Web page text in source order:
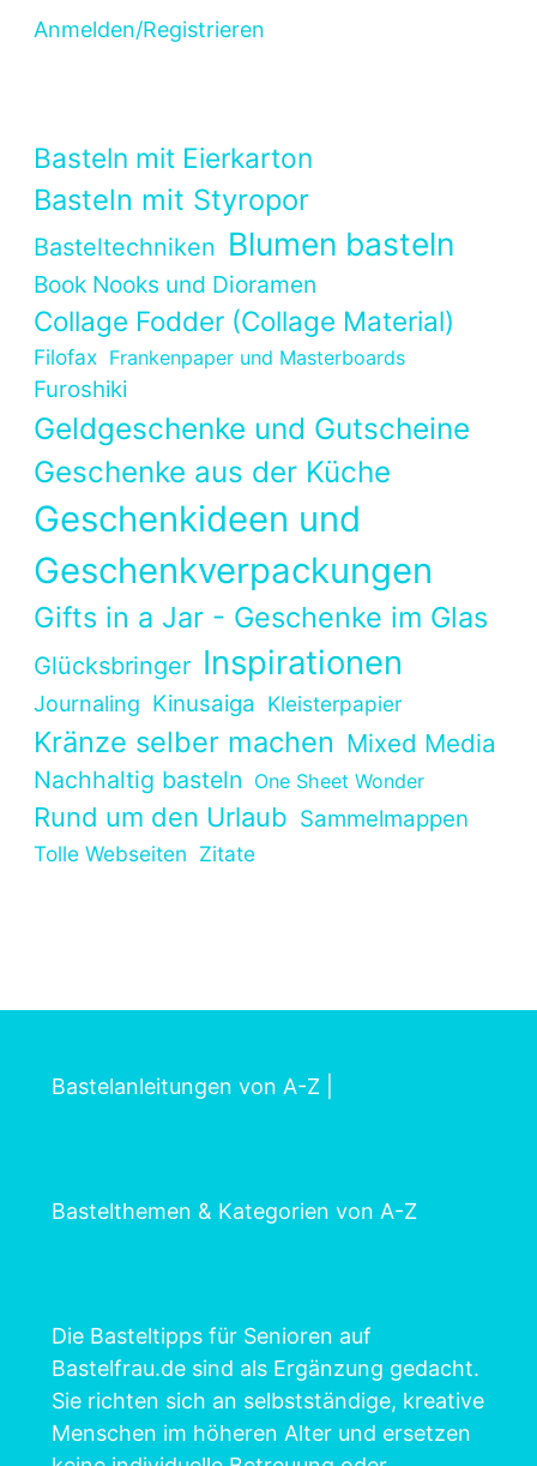
Anmelden/Registrieren
Basteln mit Eierkarton
Basteln mit Styropor
Basteltechniken Blumen basteln
Book Nooks und Dioramen
Collage Fodder (Collage Material)
Filofax Frankenpaper und Masterboards
Furoshiki
Geldgeschenke und Gutscheine
Geschenke aus der Küche
Geschenkideen und
Geschenkverpackungen
Gifts in a Jar - Geschenke im Glas
Glücksbringer Inspirationen
Journaling Kinusaiga Kleisterpapier
Kränze selber machen Mixed Media
Nachhaltig basteln One Sheet Wonder
Rund um den Urlaub Sammelmappen
Tolle Webseiten Zitate
Bastelanleitungen von A-Z
Bastelthemen & Kategorien von A-Z
Die Basteltipps für Senioren auf
Bastelfrau.de sind als Ergänzung gedacht.
Sie richten sich an selbstständige, kreative
Menschen im höheren Alter und ersetzen